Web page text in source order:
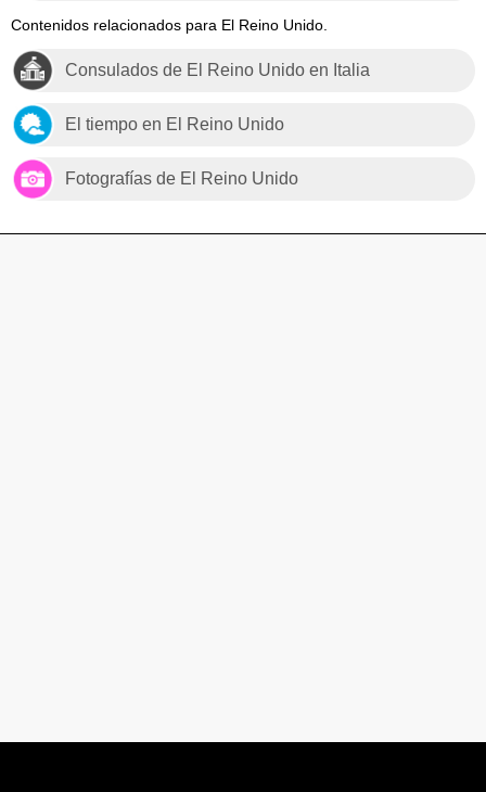
Contenidos relacionados para El Reino Unido.
Consulados de El Reino Unido en Italia
El tiempo en El Reino Unido
Fotografías de El Reino Unido